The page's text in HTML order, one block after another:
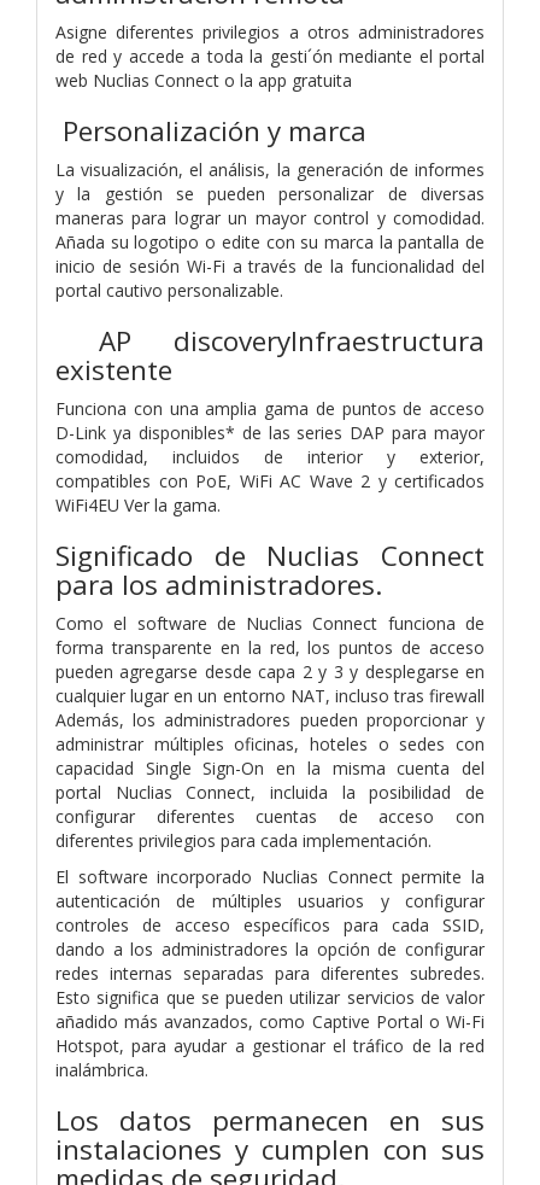
Asigne diferentes privilegios a otros administradores
de red y accede a toda la gesti´ón mediante el portal
web Nuclias Connect o la app gratuita
Personalización y marca
La visualización, el análisis, la generación de informes
y la gestión se pueden personalizar de diversas
maneras para lograr un mayor control y comodidad.
Añada su logotipo o edite con su marca la pantalla de
inicio de sesión Wi-Fi a través de la funcionalidad del
portal cautivo personalizable.
AP discoveryInfraestructura
existente
Funciona con una amplia gama de puntos de acceso
D-Link ya disponibles* de las series DAP para mayor
comodidad, incluidos de interior y exterior,
compatibles con PoE, WiFi AC Wave 2 y certificados
WiFi4EU Ver la gama.
Significado de Nuclias Connect
para los administradores.
Como el software de Nuclias Connect funciona de
forma transparente en la red, los puntos de acceso
pueden agregarse desde capa 2 y 3 y desplegarse en
cualquier lugar en un entorno NAT, incluso tras firewall
Además, los administradores pueden proporcionar y
administrar múltiples oficinas, hoteles o sedes con
capacidad Single Sign-On en la misma cuenta del
portal Nuclias Connect, incluida la posibilidad de
configurar diferentes cuentas de acceso con
diferentes privilegios para cada implementación.
El software incorporado Nuclias Connect permite la
autenticación de múltiples usuarios y configurar
controles de acceso específicos para cada SSID,
dando a los administradores la opción de configurar
redes internas separadas para diferentes subredes.
Esto significa que se pueden utilizar servicios de valor
añadido más avanzados, como Captive Portal o Wi-Fi
Hotspot, para ayudar a gestionar el tráfico de la red
inalámbrica.
Los datos permanecen en sus
instalaciones y cumplen con sus